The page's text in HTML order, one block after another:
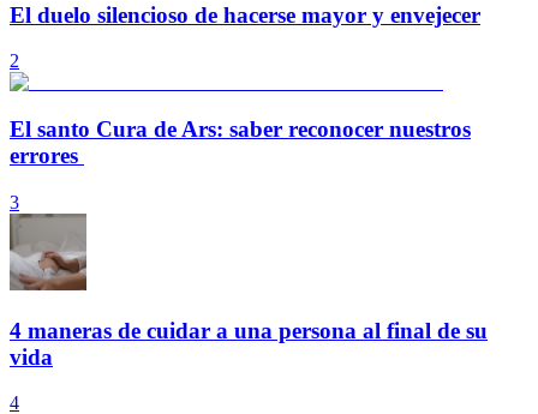
El duelo silencioso de hacerse mayor y envejecer
2
El santo Cura de Ars: saber reconocer nuestros
errores
3
4 maneras de cuidar a una persona al final de su
vida
4